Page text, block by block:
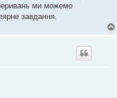
встановлення регістру
увімкнути CTC режим >
встановити біт CS10 CS12
включити переривання зі
включити глобальні
ми можемо
завдання.